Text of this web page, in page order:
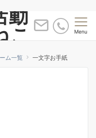
動
こ
Menu
ム一覧 一文字お手紙